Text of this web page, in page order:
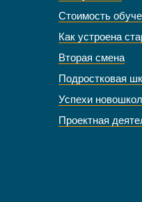
Стоимость
Как устроена
Вторая смена
Подростковая
Успехи
Проектная